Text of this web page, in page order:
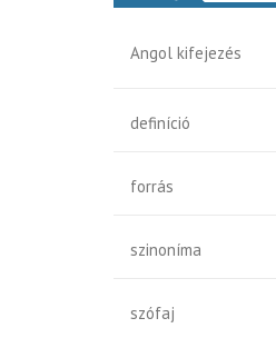
Angol kifejezés
definíció
forrás
szinoníma
szófaj